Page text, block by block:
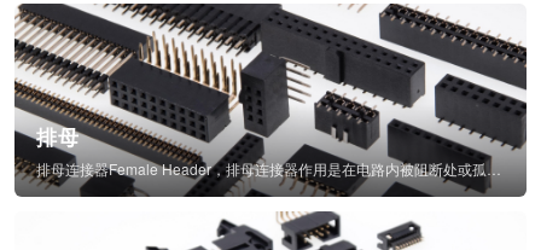
排母
排母连接器Female Header，排母连接器作用是在电路内被阻断处或孤立不通...